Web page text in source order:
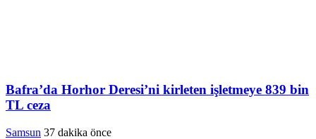
Bafra’da Horhor Deresi’ni kirleten işletmeye 839 bin
TL ceza
Samsun 37 dakika önce